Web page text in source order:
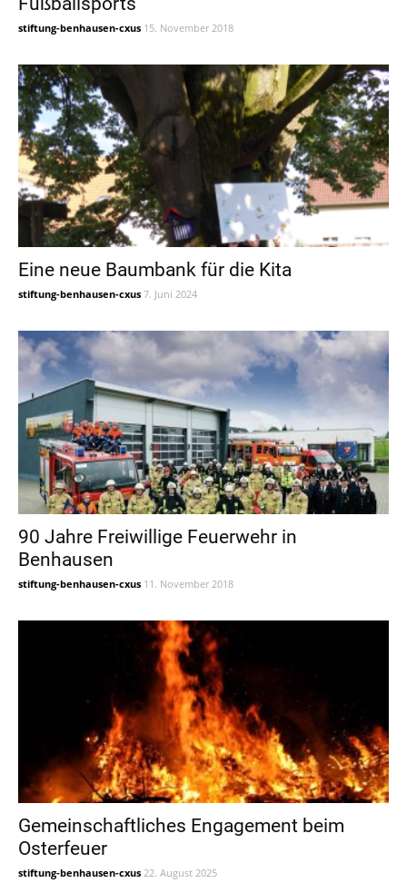
stiftung-benhausen-cxus 15. November 2018
Eine neue Baumbank für die Kita
stiftung-benhausen-cxus 7. Juni 2024
90 Jahre Freiwillige Feuerwehr in
Benhausen
stiftung-benhausen-cxus 11. November 2018
Gemeinschaftliches Engagement beim
Osterfeuer
stiftung-benhausen-cxus 22. August 2025